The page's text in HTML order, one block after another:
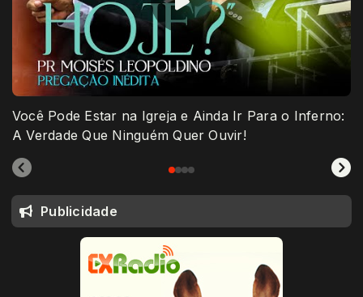
Você Pode Estar na Igreja e Ainda Ir Para o Inferno:
A Verdade Que Ninguém Quer Ouvir!
Publicidade